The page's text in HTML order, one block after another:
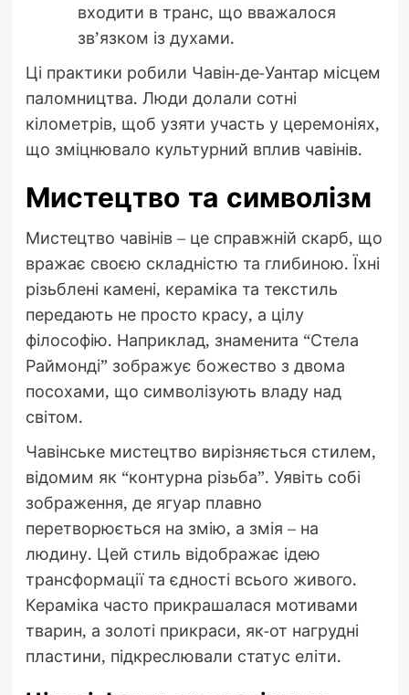
входити в транс, що вважалося
зв’язком із духами.
Ці практики робили Чавін-де-Уантар місцем
паломництва. Люди долали сотні
кілометрів, щоб узяти участь у церемоніях,
що зміцнювало культурний вплив чавінів.
Мистецтво та символізм
Мистецтво чавінів – це справжній скарб, що
вражає своєю складністю та глибиною. Їхні
різьблені камені, кераміка та текстиль
передають не просто красу, а цілу
філософію. Наприклад, знаменита “Стела
Раймонді” зображує божество з двома
посохами, що символізують владу над
світом.
Чавінське мистецтво вирізняється стилем,
відомим як “контурна різьба”. Уявіть собі
зображення, де ягуар плавно
перетворюється на змію, а змія – на
людину. Цей стиль відображає ідею
трансформації та єдності всього живого.
Кераміка часто прикрашалася мотивами
тварин, а золоті прикраси, як-от нагрудні
пластини, підкреслювали статус еліти.